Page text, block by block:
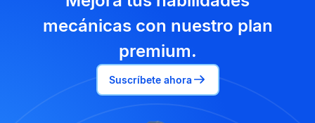
mecánicas con nuestro plan
premium.
Suscríbete ahora